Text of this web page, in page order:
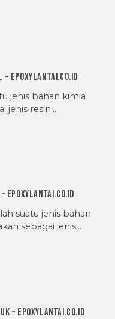
EpoxyLantai.co.id
jenis bahan kimia
jenis resin…
EpoxyLantai.co.id
suatu jenis bahan
sebagai jenis…
– EpoxyLantai.co.id